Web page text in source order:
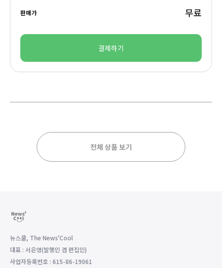
판매가 무료
결제하기
전체 상품 보기
뉴스쿨, The News'Cool
대표 : 서은영(발행인 겸 편집인)
사업자등록번호 : 615-86-19061